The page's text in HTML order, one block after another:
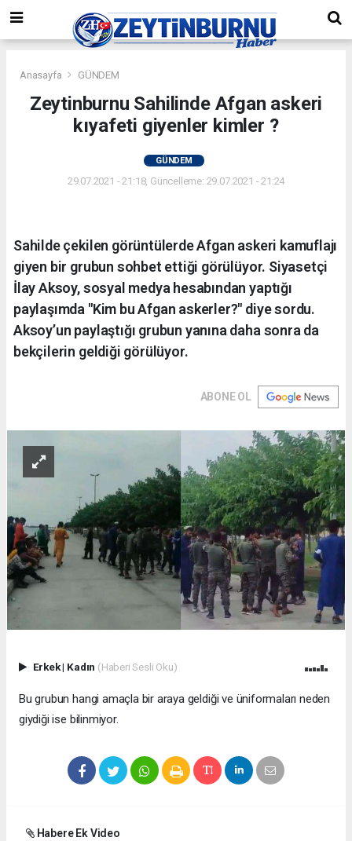
Anasayfa GÜNDEM
Zeytinburnu Sahilinde Afgan askeri
kıyafeti giyenler kimler ?
GÜNDEM
29.07.2021 - 21:18, Güncelleme: 29.07.2021 - 21:24
Sahilde çekilen görüntülerde Afgan askeri kamuflajı
giyen bir grubun sohbet ettiği görülüyor. Siyasetçi
İlay Aksoy, sosyal medya hesabından yaptığı
paylaşımda "Kim bu Afgan askerler?" diye sordu.
Aksoy’un paylaştığı grubun yanına daha sonra da
bekçilerin geldiği görülüyor.
ABONE OL
Erkek| Kadın (Haberi Sesli Oku)
Bu grubun hangi amaçla bir araya geldiği ve üniformaları neden
giydiği ise bilinmiyor.
Habere Ek Video